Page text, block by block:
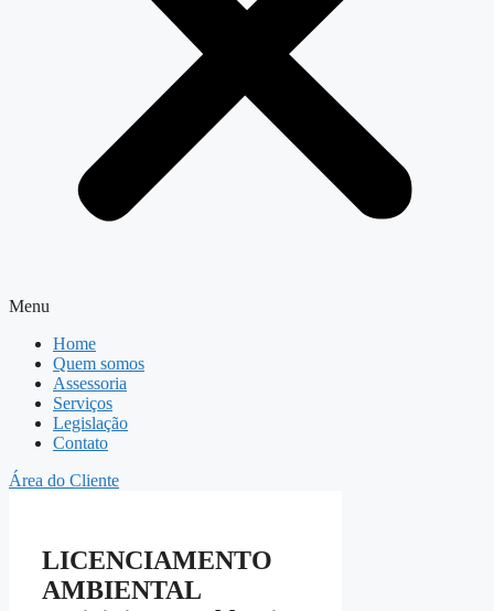
Menu
Home
Quem somos
Assessoria
Serviços
Legislação
Contato
Área do Cliente
LICENCIAMENTO
AMBIENTAL